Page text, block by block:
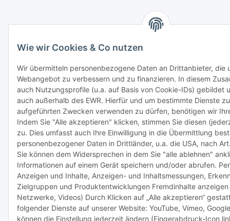
Wie wir Cookies & Co nutzen
Wir übermitteln personenbezogene Daten an Drittanbieter, die
Webangebot zu verbessern und zu finanzieren. In diesem
auch Nutzungsprofile (u.a. auf Basis von Cookie-IDs) gebildet
auch außerhalb des EWR. Hierfür und um bestimmte Dienste
aufgeführten Zwecken verwenden zu dürfen, benötigen wir
Indem Sie "Alle akzeptieren" klicken, stimmen Sie diesen
zu. Dies umfasst auch Ihre Einwilligung in die Übermittlung
personenbezogener Daten in Drittländer, u.a. die USA, nach
Sie können dem Widersprechen in dem Sie "alle ablehnen"
Informationen auf einem Gerät speichern und/oder abrufen.
Anzeigen und Inhalte, Anzeigen- und Inhaltsmessungen,
Zielgruppen und Produktentwicklungen Fremdinhalte anzeigen
Netzwerke, Videos) Durch Klicken auf „Alle akzeptieren“
folgender Dienste auf unserer Website: YouTube, Vimeo,
können die Einstellung jederzeit ändern (Fingerabdruck-Icon